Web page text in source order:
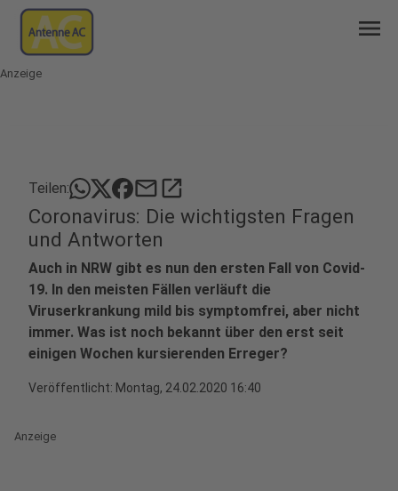
menu
Anzeige
Teilen: mailopen_in_new
Coronavirus: Die wichtigsten Fragen
und Antworten
Auch in NRW gibt es nun den ersten Fall von Covid-
19. In den meisten Fällen verläuft die
Viruserkrankung mild bis symptomfrei, aber nicht
immer. Was ist noch bekannt über den erst seit
einigen Wochen kursierenden Erreger?
Veröffentlicht: Montag, 24.02.2020 16:40
Anzeige